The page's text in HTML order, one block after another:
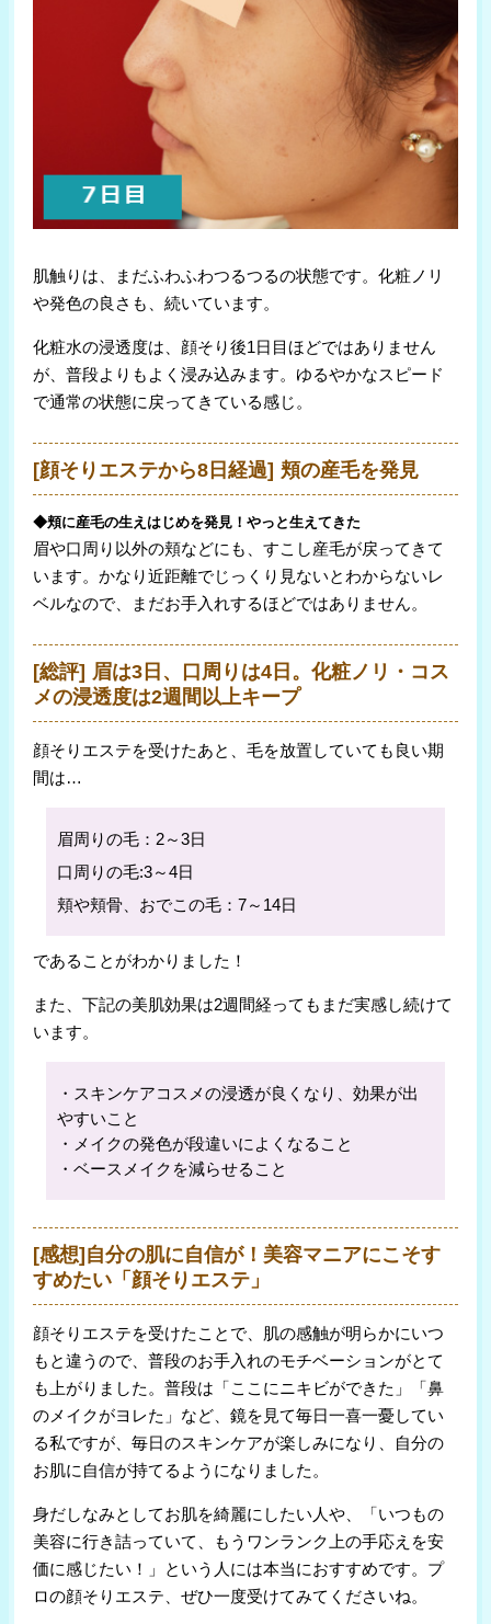
肌触りは、まだふわふわつるつるの状態です。化粧ノリ
や発色の良さも、続いています。
化粧水の浸透度は、顔そり後1日目ほどではありません
が、普段よりもよく浸み込みます。ゆるやかなスピード
で通常の状態に戻ってきている感じ。
[顔そりエステから8日経過] 頬の産毛を発見
◆頬に産毛の生えはじめを発見！やっと生えてきた
眉や口周り以外の頬などにも、すこし産毛が戻ってきて
います。かなり近距離でじっくり見ないとわからないレ
ベルなので、まだお手入れするほどではありません。
[総評] 眉は3日、口周りは4日。化粧ノリ・コス
メの浸透度は2週間以上キープ
顔そりエステを受けたあと、毛を放置していても良い期
間は…
眉周りの毛：2～3日
口周りの毛:3～4日
頬や頬骨、おでこの毛：7～14日
であることがわかりました！
また、下記の美肌効果は2週間経ってもまだ実感し続けて
います。
・スキンケアコスメの浸透が良くなり、効果が出
やすいこと
・メイクの発色が段違いによくなること
・ベースメイクを減らせること
[感想]自分の肌に自信が！美容マニアにこそす
すめたい「顔そりエステ」
顔そりエステを受けたことで、肌の感触が明らかにいつ
もと違うので、普段のお手入れのモチベーションがとて
も上がりました。普段は「ここにニキビができた」「鼻
のメイクがヨレた」など、鏡を見て毎日一喜一憂してい
る私ですが、毎日のスキンケアが楽しみになり、自分の
お肌に自信が持てるようになりました。
身だしなみとしてお肌を綺麗にしたい人や、「いつもの
美容に行き詰っていて、もうワンランク上の手応えを安
価に感じたい！」という人には本当におすすめです。プ
ロの顔そりエステ、ぜひ一度受けてみてくださいね。